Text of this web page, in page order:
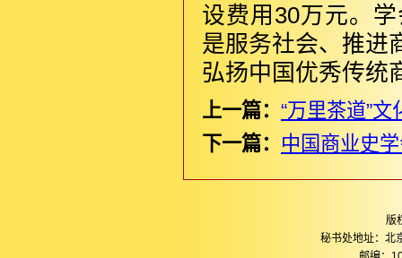
设费用30万元。
是服务社会、推进
弘扬中国优秀传统
上一篇： “万里茶道”
下一篇： 中国商业史
版
秘书处地址：北